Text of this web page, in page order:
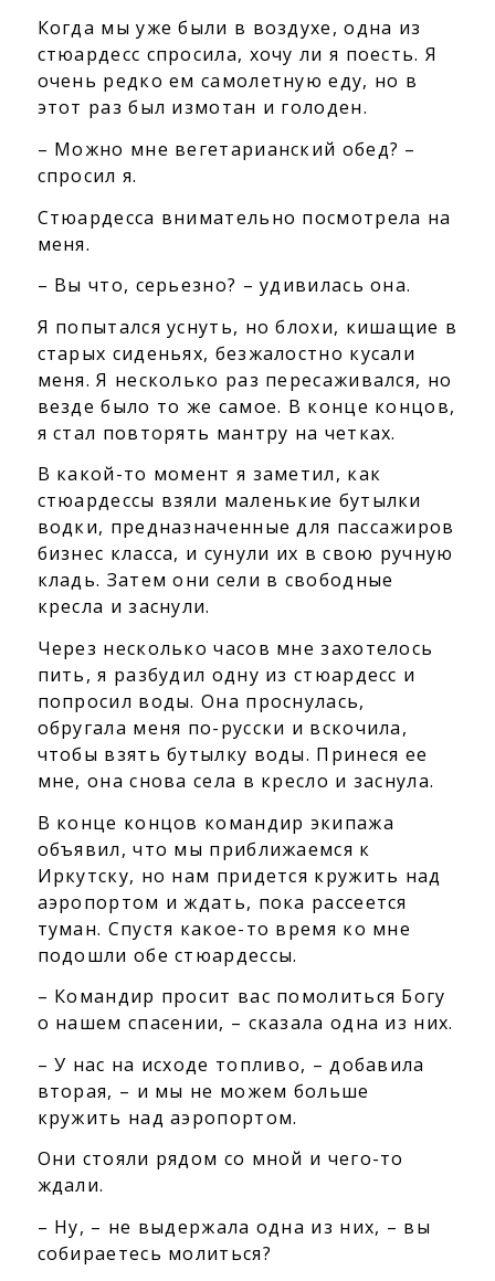
Когда мы уже были в воздухе, одна из
стюардесс спросила, хочу ли я поесть. Я
очень редко ем самолетную еду, но в
этот раз был измотан и голоден.
– Можно мне вегетарианский обед? –
спросил я.
Стюардесса внимательно посмотрела на
меня.
– Вы что, серьезно? – удивилась она.
Я попытался уснуть, но блохи, кишащие в
старых сиденьях, безжалостно кусали
меня. Я несколько раз пересаживался, но
везде было то же самое. В конце концов,
я стал повторять мантру на четках.
В какой-то момент я заметил, как
стюардессы взяли маленькие бутылки
водки, предназначенные для пассажиров
бизнес класса, и сунули их в свою ручную
кладь. Затем они сели в свободные
кресла и заснули.
Через несколько часов мне захотелось
пить, я разбудил одну из стюардесс и
попросил воды. Она проснулась,
обругала меня по-русски и вскочила,
чтобы взять бутылку воды. Принеся ее
мне, она снова села в кресло и заснула.
В конце концов командир экипажа
объявил, что мы приближаемся к
Иркутску, но нам придется кружить над
аэропортом и ждать, пока рассеется
туман. Спустя какое-то время ко мне
подошли обе стюардессы.
– Командир просит вас помолиться Богу
о нашем спасении, – сказала одна из них.
– У нас на исходе топливо, – добавила
вторая, – и мы не можем больше
кружить над аэропортом.
Они стояли рядом со мной и чего-то
ждали.
– Ну, – не выдержала одна из них, – вы
собираетесь молиться?